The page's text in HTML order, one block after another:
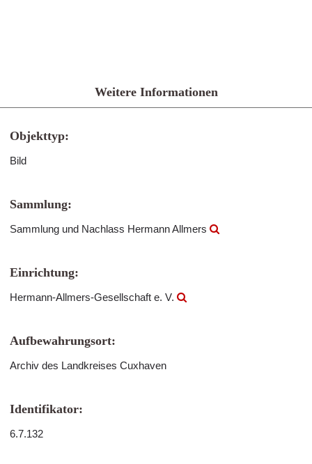
Weitere Informationen
Objekttyp:
Bild
Sammlung:
Sammlung und Nachlass Hermann Allmers
Einrichtung:
Hermann-Allmers-Gesellschaft e. V.
Aufbewahrungsort:
Archiv des Landkreises Cuxhaven
Identifikator:
6.7.132